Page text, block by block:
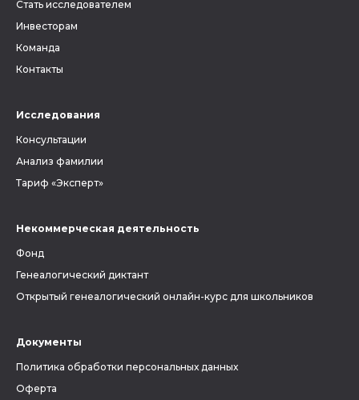
Стать исследователем
Инвесторам
Команда
Контакты
Исследования
Консультации
Анализ фамилии
Тариф «Эксперт»
Некоммерческая деятельность
Фонд
Генеалогический диктант
Открытый генеалогический онлайн-курс для школьников
Документы
Политика обработки персональных данных
Оферта